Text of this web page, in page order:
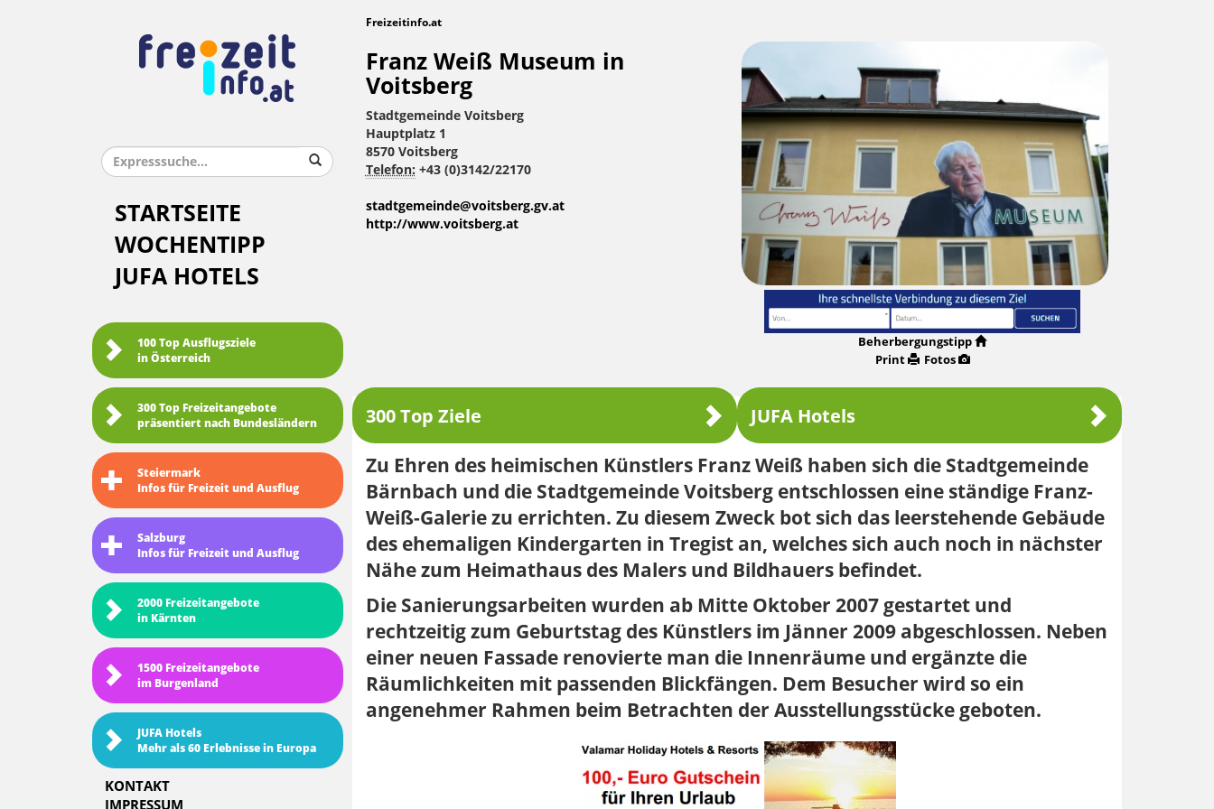
STARTSEITE
WOCHENTIPP
JUFA HOTELS
100 Top Ausflugsziele
in Österreich
300 Top Freizeitangebote
präsentiert nach Bundesländern
Steiermark
Infos für Freizeit und Ausflug
Salzburg
Infos für Freizeit und Ausflug
2000 Freizeitangebote
in Kärnten
1500 Freizeitangebote
im Burgenland
JUFA Hotels
Mehr als 60 Erlebnisse in Europa
KONTAKT
IMPRESSUM
Freizeitinfo.at
Franz Weiß Museum in
Voitsberg
Stadtgemeinde Voitsberg
Hauptplatz 1
8570 Voitsberg
Telefon: +43 (0)3142/22170
stadtgemeinde@voitsberg.gv.at
http://www.voitsberg.at
Beherbergungstipp
Print
Fotos
300 Top Ziele JUFA Hotels
Zu Ehren des heimischen Künstlers Franz Weiß haben sich die Stadtgemeinde
Bärnbach und die Stadtgemeinde Voitsberg entschlossen eine ständige Franz-
Weiß-Galerie zu errichten. Zu diesem Zweck bot sich das leerstehende Gebäude
des ehemaligen Kindergarten in Tregist an, welches sich auch noch in nächster
Nähe zum Heimathaus des Malers und Bildhauers befindet.
Die Sanierungsarbeiten wurden ab Mitte Oktober 2007 gestartet und
rechtzeitig zum Geburtstag des Künstlers im Jänner 2009 abgeschlossen. Neben
einer neuen Fassade renovierte man die Innenräume und ergänzte die
Räumlichkeiten mit passenden Blickfängen. Dem Besucher wird so ein
angenehmer Rahmen beim Betrachten der Ausstellungsstücke geboten.